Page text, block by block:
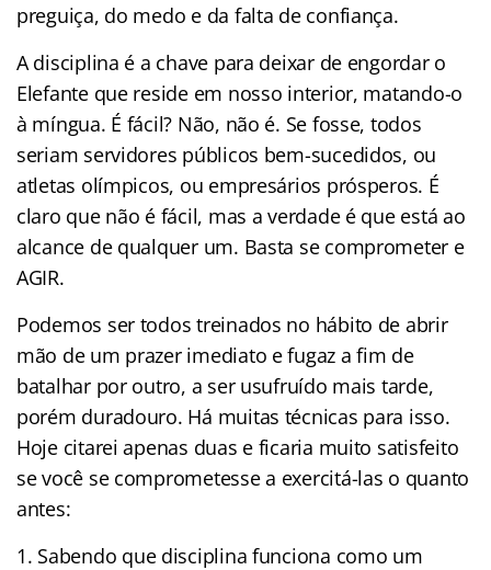
preguiça, do medo e da falta de confiança.
A disciplina é a chave para deixar de engordar o
Elefante que reside em nosso interior, matando-o
à míngua. É fácil? Não, não é. Se fosse, todos
seriam servidores públicos bem-sucedidos, ou
atletas olímpicos, ou empresários prósperos. É
claro que não é fácil, mas a verdade é que está ao
alcance de qualquer um. Basta se comprometer e
AGIR.
Podemos ser todos treinados no hábito de abrir
mão de um prazer imediato e fugaz a fim de
batalhar por outro, a ser usufruído mais tarde,
porém duradouro. Há muitas técnicas para isso.
Hoje citarei apenas duas e ficaria muito satisfeito
se você se comprometesse a exercitá-las o quanto
antes:
Sabendo que disciplina funciona como um